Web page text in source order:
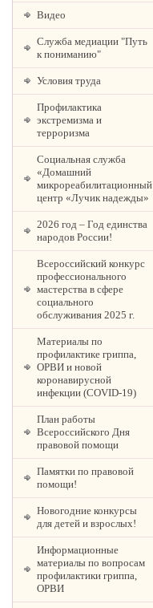
Видео
Служба медиации "Путь
к пониманию"
Условия труда
Профилактика
экстремизма и
терроризма
Социальная служба
«Домашний
микрореабилитационный
центр «Лучик надежды»
2026 год – Год единства
народов России!
Всероссийский конкурс
профессионального
мастерства в сфере
социального
обслуживания 2025 г.
Материалы по
профилактике гриппа,
ОРВИ и новой
коронавирусной
инфекции (COVID-19)
План работы
Всероссийского Дня
правовой помощи
Памятки по правовой
помощи!
Новогодние конкурсы
для детей и взрослых!
Информационные
материалы по вопросам
профилактики гриппа,
ОРВИ